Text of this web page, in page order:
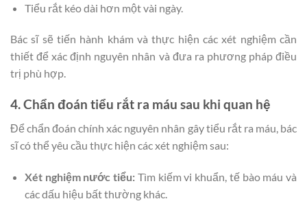
Tiểu rắt kéo dài hơn một vài ngày.
Bác sĩ sẽ tiến hành khám và thực hiện các xét nghiệm cần
thiết để xác định nguyên nhân và đưa ra phương pháp điều
trị phù hợp.
4. Chẩn đoán tiểu rắt ra máu sau khi quan hệ
Để chẩn đoán chính xác nguyên nhân gây tiểu rắt ra máu, bác
sĩ có thể yêu cầu thực hiện các xét nghiệm sau:
Xét nghiệm nước tiểu: Tìm kiếm vi khuẩn, tế bào máu và
các dấu hiệu bất thường khác.